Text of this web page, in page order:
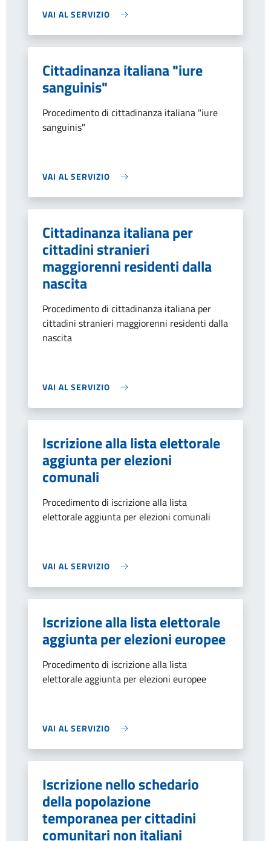
VAI AL SERVIZIO
Cittadinanza italiana "iure
sanguinis"
Procedimento di cittadinanza italiana "iure
sanguinis"
VAI AL SERVIZIO
Cittadinanza italiana per
cittadini stranieri
maggiorenni residenti dalla
nascita
Procedimento di cittadinanza italiana per
cittadini stranieri maggiorenni residenti dalla
nascita
VAI AL SERVIZIO
Iscrizione alla lista elettorale
aggiunta per elezioni
comunali
Procedimento di iscrizione alla lista
elettorale aggiunta per elezioni comunali
VAI AL SERVIZIO
Iscrizione alla lista elettorale
aggiunta per elezioni europee
Procedimento di iscrizione alla lista
elettorale aggiunta per elezioni europee
VAI AL SERVIZIO
Iscrizione nello schedario
della popolazione
temporanea per cittadini
comunitari non italiani